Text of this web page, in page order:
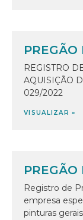
PREGÃO
REGISTRO
AQUISIÇÃO
029/2022
VISUALIZAR »
PREGÃO
Registro de
empresa
pinturas